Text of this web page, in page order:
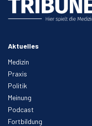
Aktuelles
Medizin
Praxis
Politik
Meinung
Podcast
Fortbildung